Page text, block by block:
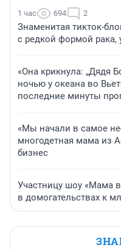
1 час 694 2
Знаменитая тикток-
с редкой формой рака,
«Она крикнула: „Дядя
ночью у океана во
последние минуты
«Мы начали в самое
многодетная мама из
бизнес
Участницу шоу «Мама
в домогательствах к